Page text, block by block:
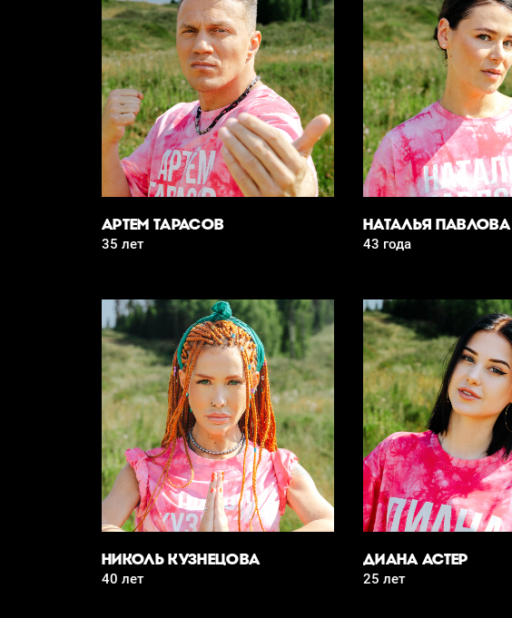
АРТЕМ ТАРАСОВ
35 лет
НАТАЛЬЯ ПАВЛОВА
43 года
НИКОЛЬ КУЗНЕЦОВА
40 лет
ДИАНА АСТЕР
25 лет